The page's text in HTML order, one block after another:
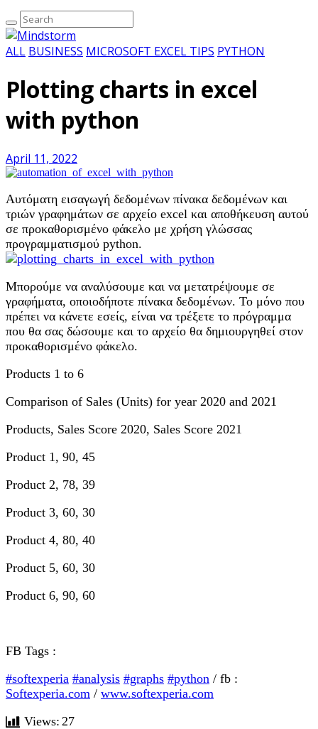
ALL BUSINESS MICROSOFT EXCEL TIPS PYTHON
Plotting charts in excel
with python
April 11, 2022
Αυτόματη εισαγωγή δεδομένων πίνακα δεδομένων και
τριών γραφημάτων σε αρχείο excel και αποθήκευση αυτού
σε προκαθορισμένο φάκελο με χρήση γλώσσας
προγραμματισμού python.
Μπορούμε να αναλύσουμε και να μετατρέψουμε σε
γραφήματα, οποιοδήποτε πίνακα δεδομένων. Το μόνο που
πρέπει να κάνετε εσείς, είναι να τρέξετε το πρόγραμμα
που θα σας δώσουμε και το αρχείο θα δημιουργηθεί στον
προκαθορισμένο φάκελο.
Products 1 to 6
Comparison of Sales (Units) for year 2020 and 2021
Products, Sales Score 2020, Sales Score 2021
Product 1, 90, 45
Product 2, 78, 39
Product 3, 60, 30
Product 4, 80, 40
Product 5, 60, 30
Product 6, 90, 60
FB Tags :
#softexperia #analysis #graphs #python / fb :
Softexperia.com / www.softexperia.com
Views: 27